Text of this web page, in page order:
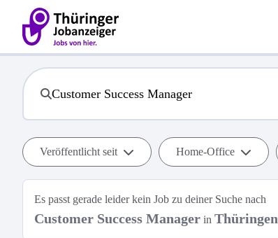
Veröffentlicht seit Home-Office
Es passt gerade leider kein Job zu deiner Suche nach
Customer Success Manager in Thüringen